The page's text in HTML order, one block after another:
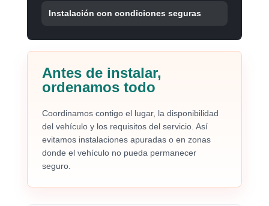
Instalación con condiciones seguras
Antes de instalar,
ordenamos todo
Coordinamos contigo el lugar, la disponibilidad
del vehículo y los requisitos del servicio. Así
evitamos instalaciones apuradas o en zonas
donde el vehículo no pueda permanecer
seguro.